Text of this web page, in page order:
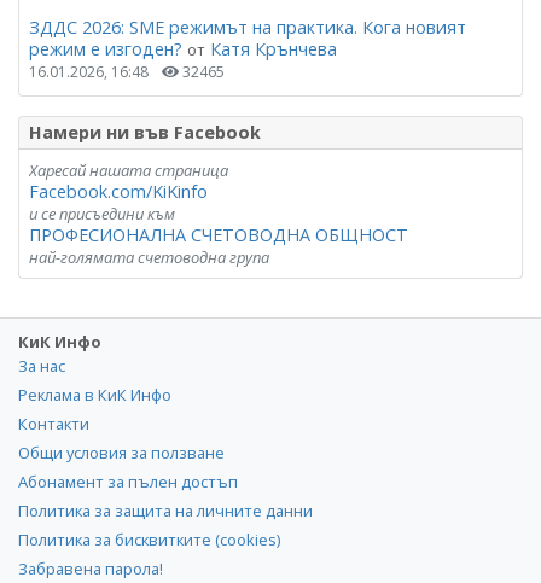
ЗДДС 2026: SME режимът на практика. Кога новият
режим е изгоден? от Катя Крънчева
16.01.2026, 16:48 32465
Намери ни във Facebook
Харесай нашата страница
Facebook.com/KiKinfo
и се присъедини към
ПРОФЕСИОНАЛНА СЧЕТОВОДНА ОБЩНОСТ
най-голямата счетоводна група
КиК Инфо
За нас
Реклама в КиК Инфо
Контакти
Общи условия за ползване
Абонамент за пълен достъп
Политика за защита на личните данни
Политика за бисквитките (cookies)
Забравена парола!